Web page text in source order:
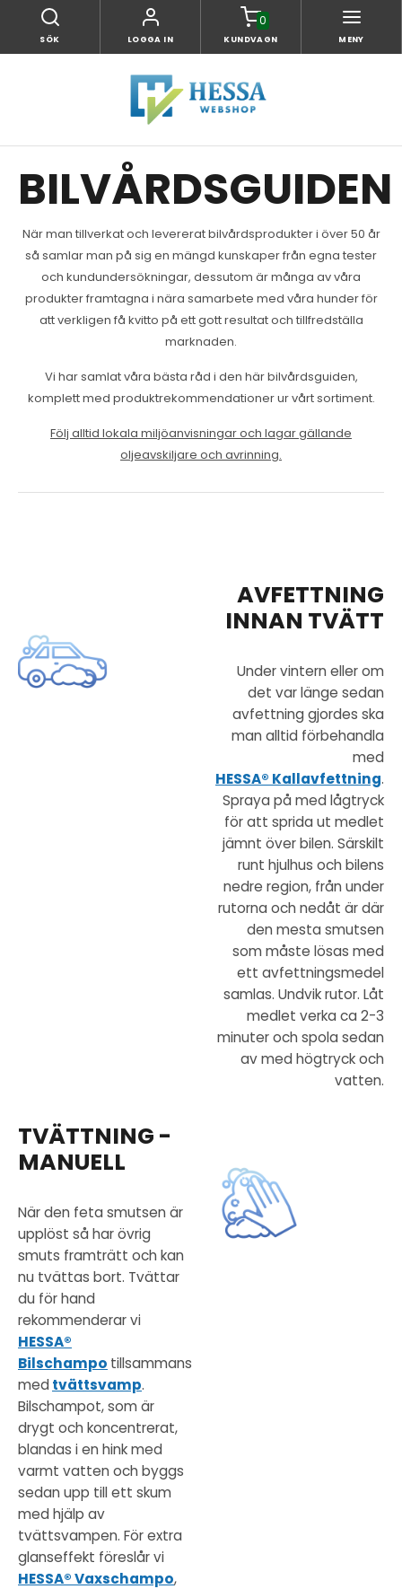
SÖK LOGGA IN
0
KUNDVAGN MENY
BILVÅRDSGUIDEN
När man tillverkat och levererat bilvårdsprodukter i över 50 år
så samlar man på sig en mängd kunskaper från egna tester
och kundundersökningar, dessutom är många av våra
produkter framtagna i nära samarbete med våra hunder för
att verkligen få kvitto på ett gott resultat och tillfredställa
marknaden.
Vi har samlat våra bästa råd i den här bilvårdsguiden,
komplett med produktrekommendationer ur vårt sortiment.
Följ alltid lokala miljöanvisningar och lagar gällande
oljeavskiljare och avrinning.
AVFETTNING
INNAN TVÄTT
Under vintern eller om
det var länge sedan
avfettning gjordes ska
man alltid förbehandla
med
HESSA® Kallavfettning.
Spraya på med lågtryck
för att sprida ut medlet
jämnt över bilen. Särskilt
runt hjulhus och bilens
nedre region, från under
rutorna och nedåt är där
den mesta smutsen
som måste lösas med
ett avfettningsmedel
samlas. Undvik rutor. Låt
medlet verka ca 2-3
minuter och spola sedan
av med högtryck och
vatten.
TVÄTTNING -
MANUELL
När den feta smutsen är
upplöst så har övrig
smuts framträtt och kan
nu tvättas bort. Tvättar
du för hand
rekommenderar vi
HESSA®
Bilschampo tillsammans
med tvättsvamp.
Bilschampot, som är
drygt och koncentrerat,
blandas i en hink med
varmt vatten och byggs
sedan upp till ett skum
med hjälp av
tvättsvampen. För extra
glanseffekt föreslår vi
HESSA® Vaxschampo,